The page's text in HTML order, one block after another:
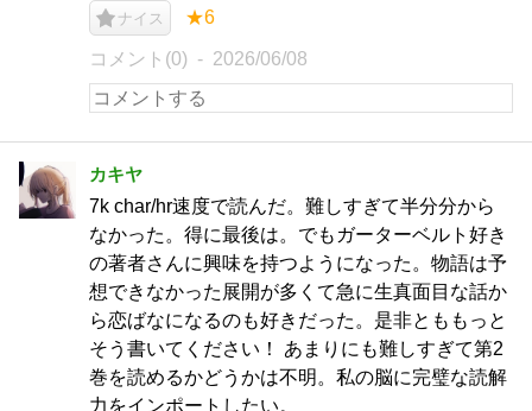
ナイス ★6
コメント(0) 2026/06/08
カキヤ
7k char/hr速度で読んだ。難しすぎて半分分から
なかった。得に最後は。でもガーターベルト好き
の著者さんに興味を持つようになった。物語は予
想できなかった展開が多くて急に生真面目な話か
ら恋ばなになるのも好きだった。是非とももっと
そう書いてください！ あまりにも難しすぎて第2
巻を読めるかどうかは不明。私の脳に完璧な読解
力をインポートしたい。